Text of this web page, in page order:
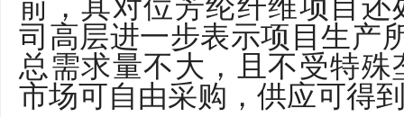
前，其对位芳纶纤维项目
司高层进一步表示项目生产
总需求量不大，且不受特
市场可自由采购，供应可得